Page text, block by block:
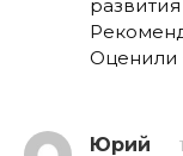
Оценили
Юрий